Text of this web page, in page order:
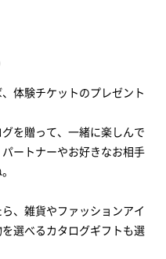
体験チケットのプレゼント
を贈って、一緒に楽しんで
ートナーやお好きなお相手
、雑貨やファッションアイ
選べるカタログギフトも選